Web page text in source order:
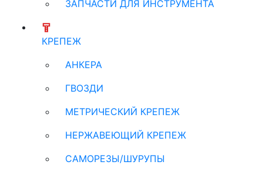
ЗАПЧАСТИ ДЛЯ ИНСТРУМЕНТА
КРЕПЕЖ
АНКЕРА
ГВОЗДИ
МЕТРИЧЕСКИЙ КРЕПЕЖ
НЕРЖАВЕЮЩИЙ КРЕПЕЖ
САМОРЕЗЫ/ШУРУПЫ